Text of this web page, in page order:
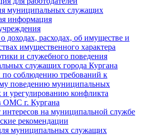
муниципальных служащих
информация
доходах, расходах, об имуществе и
имущественного характера
и служебного поведения
служащих города Кургана
соблюдению требований к
поведению муниципальных
урегулированию конфликта
ОМС г. Кургана
на муниципальной службе
рекомендации
муниципальных служащих